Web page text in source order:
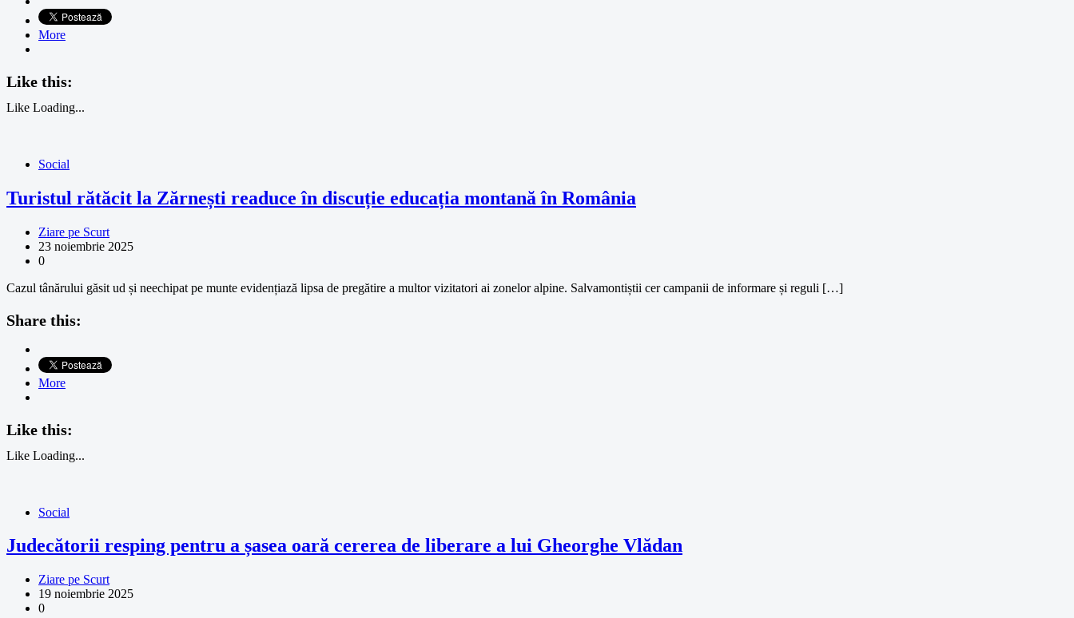
More
Like this:
Like Loading...
Social
Turistul rătăcit la Zărnești readuce în discuție educația montană în România
Ziare pe Scurt
23 noiembrie 2025
0
Cazul tânărului găsit ud și neechipat pe munte evidențiază lipsa de pregătire a multor vizitatori ai zonelor alpine. Salvamontiștii cer campanii de informare și reguli […]
Share this:
More
Like this:
Like Loading...
Social
Judecătorii resping pentru a șasea oară cererea de liberare a lui Gheorghe Vlădan
Ziare pe Scurt
19 noiembrie 2025
0